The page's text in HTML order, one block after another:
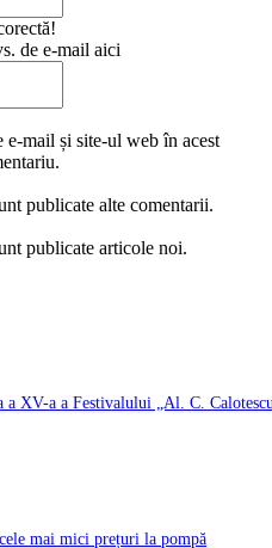
de e-mail aici
e-mail și site-ul web în acest
publicate alte comentarii.
publicate articole noi.
XV-a a Festivalului „Al. C.
mai mici prețuri la pompă